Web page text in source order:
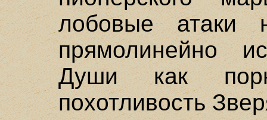
лобовые атаки
прямолинейно
Души как
похотливость